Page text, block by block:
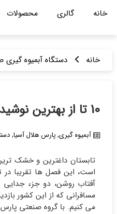
خانه گالری محصولات
خانه دستگاه آبمیوه گیری
10 تا از بهترین نوشیدنی های تابستانی کشور هند
آبمیوه گیری,پارس هلال آسیا,
تابستان داغترین و خشک
است، این فصل ها تقریبا
آفتاب روشن، دو جزء
می کنیم. با گروه صنعتی